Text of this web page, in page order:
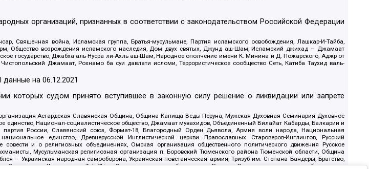
организаций, признанных в соответствии с законодательством Российской Федерации
Священная война, Исламская группа, Братья-мусульмане, Партия исламского освобождения, Лашкар-И-Тайба,
Общество возрождения исламского наследия, Дом двух святых, Джунд аш-Шам, Исламский джихад – Джамаат
государство, Джабха аль-Нусра ли-Ахль аш-Шам, Народное ополчение имени К. Минина и Д. Пожарского, Аджр от
Джамаат, Рохнамо ба суи давлати исломи, Террористическое сообщество Сеть, Катиба Таухид валь-
данные на06.12.2021
которых судом принято вступившее в законную силу решение о ликвидации или запрете
Асгардская Славянская Община, Община Капища Веды Перуна, Мужская Духовная Семинария Духовное
Национал-социалистическое общество, Джамаат мувахидов, Объединенный Вилайат Кабарды, Балкарии и
России, Славянский союз, Формат-18, Благородный Орден Дьявола, Армия воли народа, Национальная
единство, Древнерусской Инглистической церкви Православных Староверов-Инглингов, Русский
и о религиозных объединениях, Омская организация общественного политического движения Русское
Мусульманская религиозная организация п. Боровский Тюменского района Тюменской области, Община
– Украинская народная самооборона, Украинская повстанческая армия, Тризуб им. Степана Бандеры, Братство,
Инициатива, TulaSkins, Этнополитическое объединение Русские, Русское национальное объединение